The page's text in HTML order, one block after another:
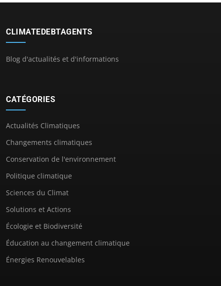
CLIMATEDEBTAGENTS
Blog d'actualités et d'informations
CATÉGORIES
Actualités Climatiques
Changements climatiques
Conservation de l'environnement
Politique climatique
Sciences du Climat
Solutions et Actions
Écologie et Biodiversité
Éducation au changement climatique
Énergies Renouvelables